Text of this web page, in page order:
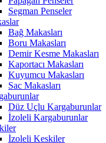
Segman Penseler
Bağ Makasları
Boru Makasları
Demir Kesme Makasları
Kaportacı Makasları
Kuyumcu Makasları
Sac Makasları
Düz Uçlu Kargaburunlar
İzoleli Kargaburunlar
İzoleli Keskiler